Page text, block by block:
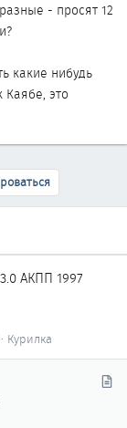
- просят 12
какие нибудь
Каябе, это
АКПП 1997
Курилка